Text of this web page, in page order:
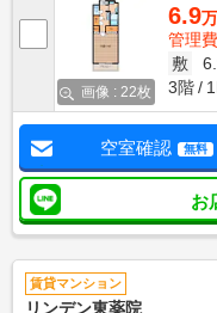
画像 : 22枚
6.9
管理
敷
3階
空室確認 無料
お
賃貸マンション
リンデン東薬院